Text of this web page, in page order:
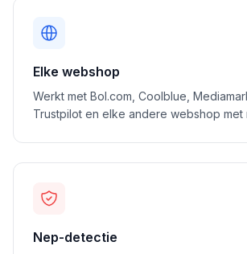
Elke webshop
Werkt met Bol.com, Coolblue,
Trustpilot en elke andere webshop met
Nep-detectie